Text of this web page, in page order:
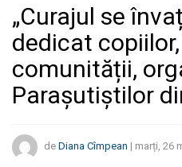
„Curajul se
dedicat
comunității,
Parașutiștilor
de Diana Cîmpean | marți, 26